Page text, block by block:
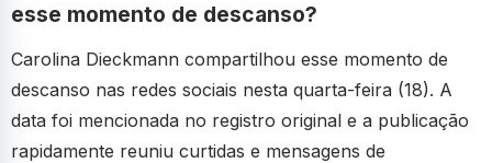
esse momento de descanso?
Carolina Dieckmann compartilhou esse momento de
descanso nas redes sociais nesta quarta-feira (18). A
data foi mencionada no registro original e a publicação
rapidamente reuniu curtidas e mensagens de